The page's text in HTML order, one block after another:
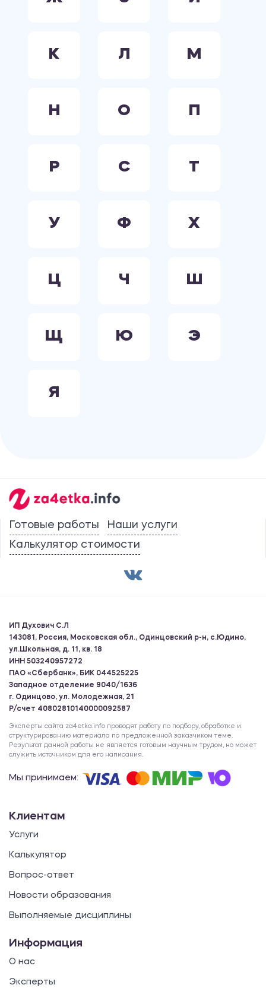
К Л М
Н О П
Р С Т
У Ф Х
Ц Ч Ш
Щ Ю Э
Я
Готовые работы
Наши услуги
Калькулятор стоимости
ИП Духович С.Л
143081, Россия, Московская обл., Одинцовский р-н, с.Юдино,
ул.Школьная, д. 11, кв. 18
ИНН 503240957272
ПАО «Сбербанк», БИК 044525225
Западное отделение 9040/1636
г. Одинцово, ул. Молодежная, 21
Р/счет 40802810140000092587
Эксперты сайта za4etka.info проводят работу по подбору, обработке и
структурированию материала по предложенной заказчиком теме.
Результат данной работы не является готовым научным трудом, но может
служить источником для его написания.
Мы принимаем:
Клиентам
Услуги
Калькулятор
Вопрос-ответ
Новости образования
Выполняемые дисциплины
Информация
О нас
Эксперты